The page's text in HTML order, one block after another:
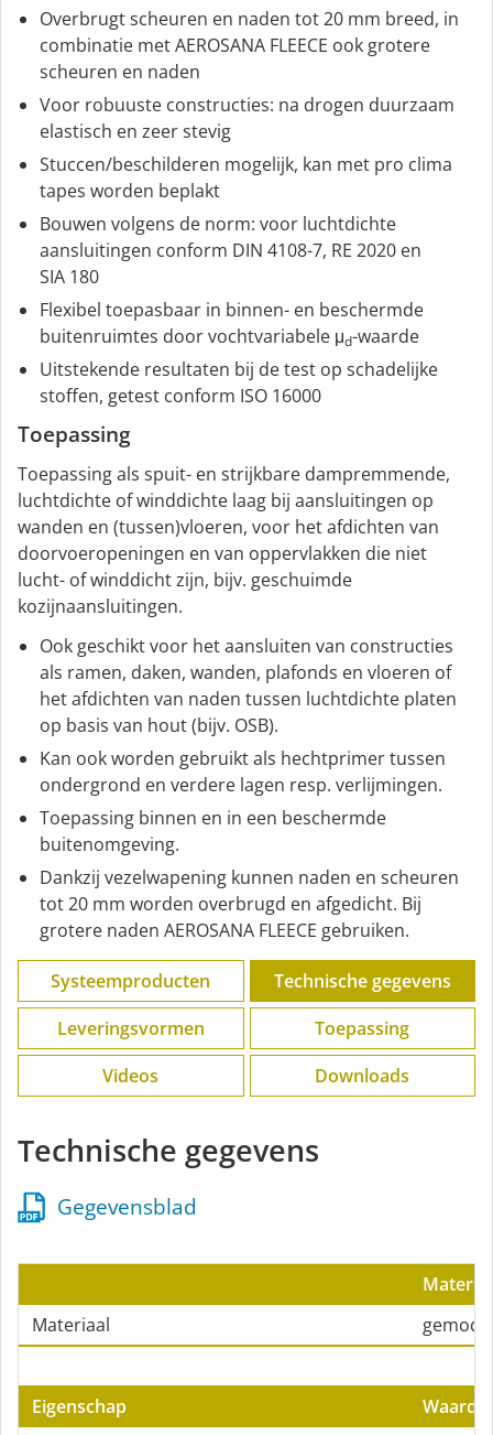
Overbrugt scheuren en naden tot 20 mm breed, in
combinatie met AEROSANA FLEECE ook grotere
scheuren en naden
Voor robuuste constructies: na drogen duurzaam
elastisch en zeer stevig
Stuccen/beschilderen mogelijk, kan met pro clima
tapes worden beplakt
Bouwen volgens de norm: voor luchtdichte
aansluitingen conform DIN 4108-7, RE 2020 en
SIA 180
Flexibel toepasbaar in binnen- en beschermde
buitenruimtes door vochtvariabele μd-waarde
Uitstekende resultaten bij de test op schadelijke
stoffen, getest conform ISO 16000
Toepassing
Toepassing als spuit- en strijkbare dampremmende,
luchtdichte of winddichte laag bij aansluitingen op
wanden en (tussen)vloeren, voor het afdichten van
doorvoeropeningen en van oppervlakken die niet
lucht- of winddicht zijn, bijv. geschuimde
kozijnaansluitingen.
Ook geschikt voor het aansluiten van constructies
als ramen, daken, wanden, plafonds en vloeren of
het afdichten van naden tussen luchtdichte platen
op basis van hout (bijv. OSB).
Kan ook worden gebruikt als hechtprimer tussen
ondergrond en verdere lagen resp. verlijmingen.
Toepassing binnen en in een beschermde
buitenomgeving.
Dankzij vezelwapening kunnen naden en scheuren
tot 20 mm worden overbrugd en afgedicht. Bij
grotere naden AEROSANA FLEECE gebruiken.
Systeemproducten
Technische gegevens
Leveringsvormen
Toepassing
Videos
Downloads
Technische gegevens
Gegevensblad
Materiaal
Eigenschap Waarde